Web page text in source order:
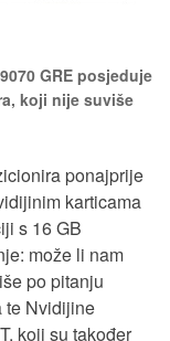
GRE posjeduje
koji nije suviše
ponajprije
karticama
s 16 GB
može li nam
po pitanju
te Nvidijine
koji su također